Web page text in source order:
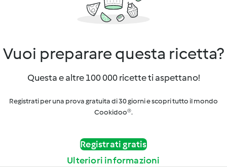
Vuoi preparare questa ricetta?
Questa e altre 100 000 ricette ti aspettano!
Registrati per una prova gratuita di 30 giorni e scopri tutto il mondo
Cookidoo®.
Registrati gratis
Ulteriori informazioni